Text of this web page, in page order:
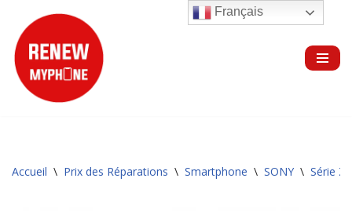
Aller
au
contenu
Accueil \ Prix des Réparations \ Smartphone \ SONY \ Série Z
Français